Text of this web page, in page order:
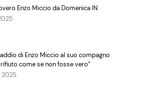
Enzo Miccio da Domenica IN
di Enzo Miccio al suo compagno
come se non fosse vero”
2025